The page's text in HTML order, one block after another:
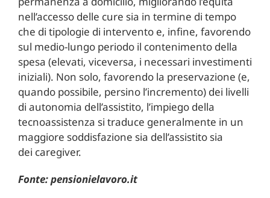
nell’accesso delle cure sia in termine di tempo
che di tipologie di intervento e, infine, favorendo
sul medio-lungo periodo il contenimento della
spesa (elevati, viceversa, i necessari investimenti
iniziali). Non solo, favorendo la preservazione (e,
quando possibile, persino l’incremento) dei livelli
di autonomia dell’assistito, l’impiego della
tecnoassistenza si traduce generalmente in un
maggiore soddisfazione sia dell’assistito sia
dei caregiver.
Fonte: pensionielavoro.it